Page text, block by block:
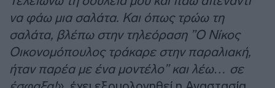
να φάω μια σαλάτα. Και όπως τρώω τη
σαλάτα, βλέπω στην τηλεόραση ”Ο Νίκος
Οικονομόπουλος τράκαρε στην παραλιακή,
ήταν παρέα με ένα μοντέλο” και λέω… σε